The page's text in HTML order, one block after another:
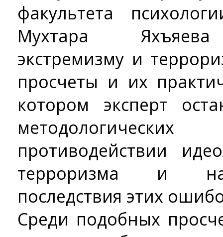
факультета
Мухтара Яхъяева
экстремизму и
просчеты и их
котором эксперт
противодействии
терроризма и
последствия этих
Среди подобных